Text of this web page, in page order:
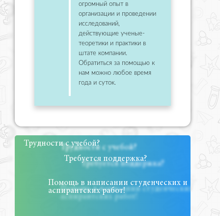
огромный опыт в
организации и проведении
исследований,
действующие ученые-
теоретики и практики в
штате компании.
Обратиться за помощью к
нам можно любое время
года и суток.
Трудности с учебой?
Требуется поддержка?
Помощь в написании студенческих и
аспирантских работ!